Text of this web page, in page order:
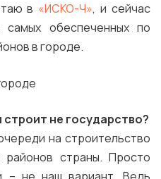
в «ИСКО-Ч», и сейчас
обеспеченных по
в городе.
не государство?
на строительство
страны. Просто